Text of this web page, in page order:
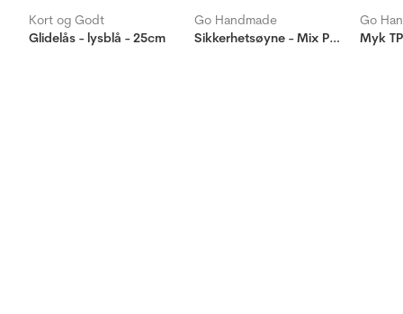
Kort og Godt
Glidelås - lysblå - 25cm
Go Handmade
Sikkerhetsøyne - Mix Pakke - 12 Par
Go